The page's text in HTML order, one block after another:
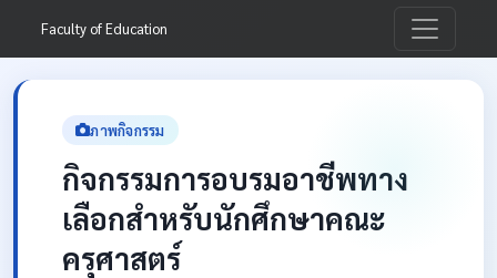
Faculty of Education
ภาพกิจกรรม
กิจกรรมการอบรมอาชีพทาง
เลือกสำหรับนักศึกษาคณะ
ครุศาสตร์